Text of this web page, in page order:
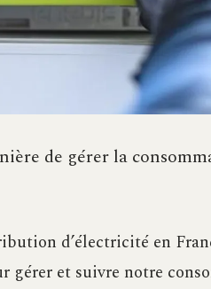
de gérer la
d’électricité en
gérer et suivre notre